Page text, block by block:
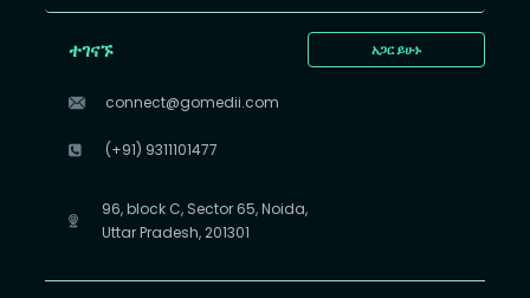
አጋር ይሁኑ
ተገናኙ
connect@gomedii.com
(+91) 9311101477
96, block C, Sector 65, Noida,
Uttar Pradesh, 201301